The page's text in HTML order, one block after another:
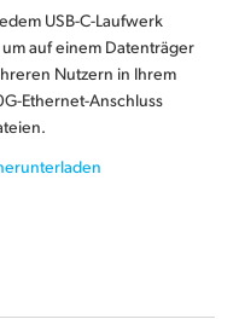
USB-C-Laufwerk
auf einem Datenträger
Nutzern in Ihrem
Ethernet-Anschluss